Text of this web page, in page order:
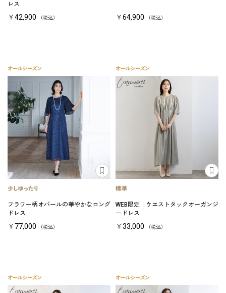
レス
￥42,900 （税込） ￥64,900 （税込）
フラワー柄オパールの華やかなロング
ドレス
￥77,000 （税込）
WEB限定｜ウエストタックオーガンジ
ードレス
￥33,000 （税込）